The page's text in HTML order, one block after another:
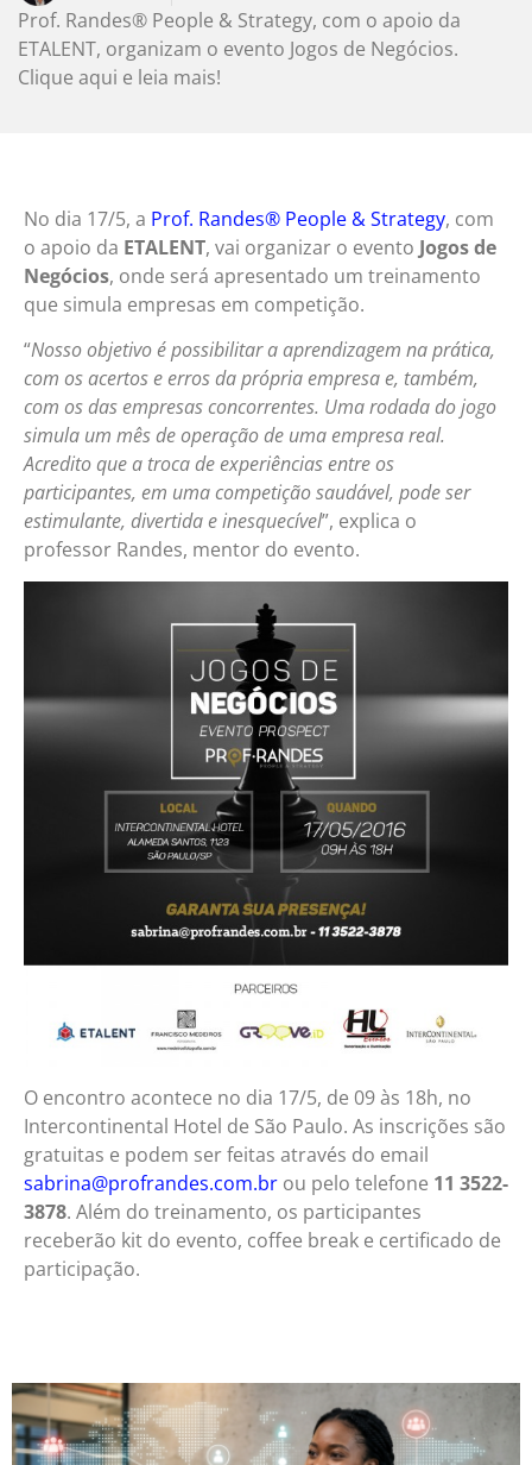
Prof. Randes® People & Strategy, com o apoio da
ETALENT, organizam o evento Jogos de Negócios.
Clique aqui e leia mais!
No dia 17/5, a Prof. Randes® People & Strategy, com
o apoio da ETALENT, vai organizar o evento Jogos de
Negócios, onde será apresentado um treinamento
que simula empresas em competição.
“Nosso objetivo é possibilitar a aprendizagem na prática,
com os acertos e erros da própria empresa e, também,
com os das empresas concorrentes. Uma rodada do jogo
simula um mês de operação de uma empresa real.
Acredito que a troca de experiências entre os
participantes, em uma competição saudável, pode ser
estimulante, divertida e inesquecível”, explica o
professor Randes, mentor do evento.
O encontro acontece no dia 17/5, de 09 às 18h, no
Intercontinental Hotel de São Paulo. As inscrições são
gratuitas e podem ser feitas através do email
sabrina@profrandes.com.br ou pelo telefone 11 3522-
3878. Além do treinamento, os participantes
receberão kit do evento, coffee break e certificado de
participação.